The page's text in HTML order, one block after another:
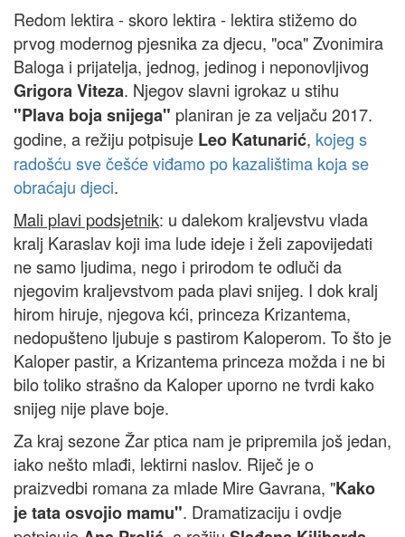
Redom lektira - skoro lektira - lektira stižemo do
prvog modernog pjesnika za djecu, "oca" Zvonimira
Baloga i prijatelja, jednog, jedinog i neponovljivog
Grigora Viteza. Njegov slavni igrokaz u stihu
"Plava boja snijega" planiran je za veljaču 2017.
godine, a režiju potpisuje Leo Katunarić, kojeg s
radošću sve češće viđamo po kazalištima koja se
obraćaju djeci.
Mali plavi podsjetnik: u dalekom kraljevstvu vlada
kralj Karaslav koji ima lude ideje i želi zapovijedati
ne samo ljudima, nego i prirodom te odluči da
njegovim kraljevstvom pada plavi snijeg. I dok kralj
hirom hiruje, njegova kći, princeza Krizantema,
nedopušteno ljubuje s pastirom Kaloperom. To što je
Kaloper pastir, a Krizantema princeza možda i ne bi
bilo toliko strašno da Kaloper uporno ne tvrdi kako
snijeg nije plave boje.
Za kraj sezone Žar ptica nam je pripremila još jedan,
iako nešto mlađi, lektirni naslov. Riječ je o
praizvedbi romana za mlade Mire Gavrana, "Kako
je tata osvojio mamu". Dramatizaciju i ovdje